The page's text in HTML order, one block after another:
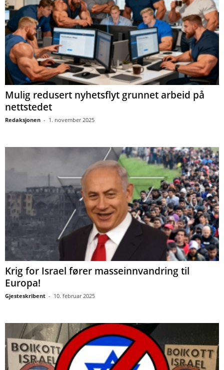
Mulig redusert nyhetsflyt grunnet arbeid på
nettstedet
Redaksjonen - 1. november 2025
Krig for Israel fører masseinnvandring til
Europa!
Gjesteskribent - 10. februar 2025